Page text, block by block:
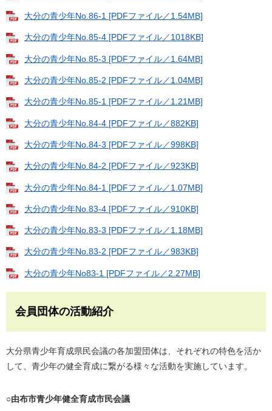
大分の青少年No.86-1 [PDFファイル／1.54MB]
大分の青少年No.85-4 [PDFファイル／1018KB]
大分の青少年No.85-3 [PDFファイル／1.64MB]
大分の青少年No.85-2 [PDFファイル／1.04MB]
大分の青少年No.85-1 [PDFファイル／1.21MB]
大分の青少年No.84-4 [PDFファイル／882KB]
大分の青少年No.84-3 [PDFファイル／998KB]
大分の青少年No.84-2 [PDFファイル／923KB]
大分の青少年No.84-1 [PDFファイル／1.07MB]
大分の青少年No.83-4 [PDFファイル／910KB]
大分の青少年No.83-3 [PDFファイル／1.18MB]
大分の青少年No.83-2 [PDFファイル／983KB]
大分の青少年No83-1 [PDFファイル／2.27MB]
会員団体の活動紹介
大分県青少年育成県民会議の各加盟団体は、それぞれの特色を活か
して、青少年の健全育成に繋がる様々な活動を実施しています。
○由布市青少年健全育成市民会議